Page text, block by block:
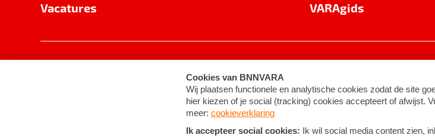
Vacatures VARAgids
Cookie-instellingen Algemene voorwaarden ©2026BNNVARA